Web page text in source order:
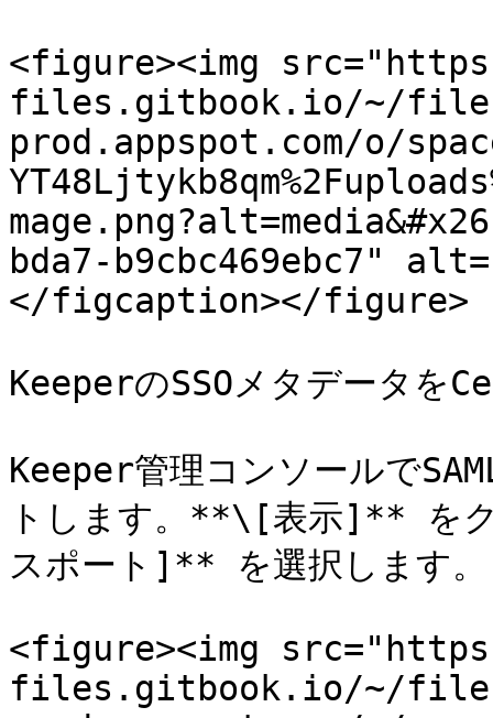
<figure><img
files.gitbook.io/~/
prod.appspot.com/o/
bda7-b9cbc469ebc7"
</figcaption></figure>
KeeperのSSOメタデータを
Keeper管理コンソールで
トします。**\[表示]** を
スポート]** を選択します。
<figure><img
files.gitbook.io/~/